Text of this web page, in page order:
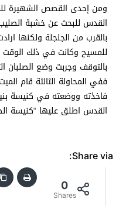
ومن إحدى القصص الشهيرة
القدس للبحث عن خشبة
بالقرب من الجلجلة ولكنها
للمسيح وكانت في ذلك الوقت
بالتوقف وجربت وضع الصلبان
ففي المحاولة الثالثة قام
فاخذته ووضعته في كنيسة
القدس اطلق عليها “كنيسة
Share via:
0
Shares